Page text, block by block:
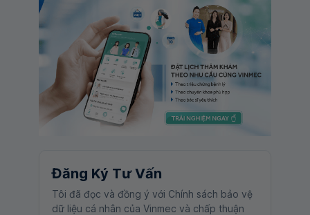
Đăng Ký Tư Vấn
Tôi đã đọc và đồng ý với Chính sách bảo vệ
dữ liệu cá nhân của Vinmec và chấp thuận